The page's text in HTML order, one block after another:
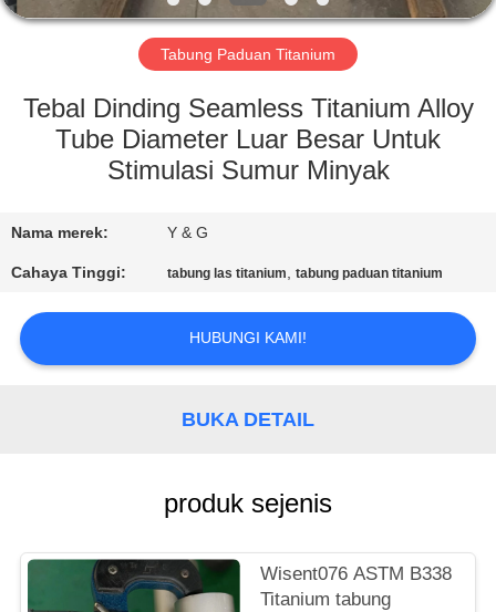
TUR
KONTROL
KUALITAS
HUBUNGI
KAMI
BERITA
PRIVACY
POLICY
Tabung Paduan Titanium
Tebal Dinding Seamless Titanium Alloy
Tube Diameter Luar Besar Untuk
Stimulasi Sumur Minyak
Nama merek: Y & G
Cahaya Tinggi: tabung las titanium,tabung paduan titanium
HUBUNGI KAMI!
BUKA DETAIL
produk sejenis
Wisent076 ASTM B338
Titanium tabung